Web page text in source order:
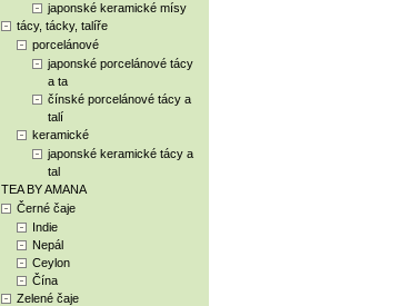
japonské keramické mísy
tácy, tácky, talíře
porcelánové
japonské porcelánové tácy
a ta
čínské porcelánové tácy a
talí
keramické
japonské keramické tácy a
tal
TEA BY AMANA
Černé čaje
Indie
Nepál
Ceylon
Čína
Zelené čaje